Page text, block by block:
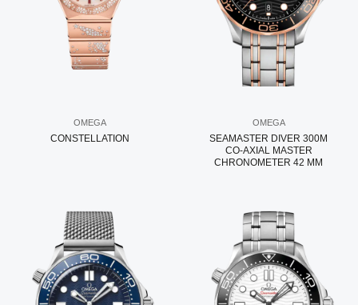
OMEGA
CONSTELLATION
OMEGA
SEAMASTER DIVER 300M
CO‑AXIAL MASTER
CHRONOMETER 42 MM